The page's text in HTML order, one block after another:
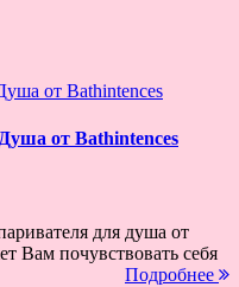
от Bathintences
для душа от
Вам почувствовать себя
Подробнее